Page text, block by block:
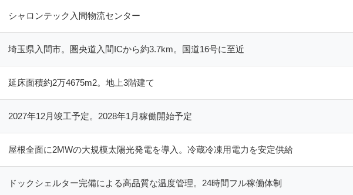
シャロンテック入間物流センター
埼玉県入間市。圏央道入間ICから約3.7km。国道16号に至近
延床面積約2万4675m2。地上3階建て
2027年12月竣工予定。2028年1月稼働開始予定
屋根全面に2MWの大規模太陽光発電を導入。冷蔵冷凍用電力を安定供給
ドックシェルター完備による高品質な温度管理。24時間フル稼働体制